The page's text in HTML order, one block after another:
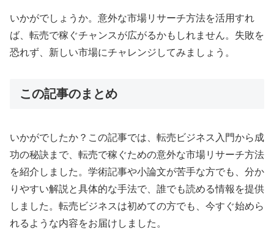
いかがでしょうか。意外な市場リサーチ方法を活用すれ
ば、転売で稼ぐチャンスが広がるかもしれません。失敗を
恐れず、新しい市場にチャレンジしてみましょう。
この記事のまとめ
いかがでしたか？この記事では、転売ビジネス入門から成
功の秘訣まで、転売で稼ぐための意外な市場リサーチ方法
を紹介しました。学術記事や小論文が苦手な方でも、分か
りやすい解説と具体的な手法で、誰でも読める情報を提供
しました。転売ビジネスは初めての方でも、今すぐ始めら
れるような内容をお届けしました。